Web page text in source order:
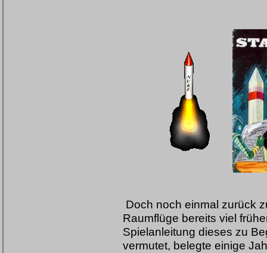
Doch noch einmal zurück
Raumflüge bereits viel
Spielanleitung dieses zu
vermutet, belegte einige